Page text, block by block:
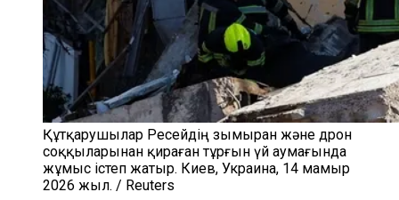
Құтқарушылар Ресейдің зымыран және дрон
соққыларынан қираған тұрғын үй аумағында
жұмыс істеп жатыр. Киев, Украина, 14 мамыр
2026 жыл. / Reuters